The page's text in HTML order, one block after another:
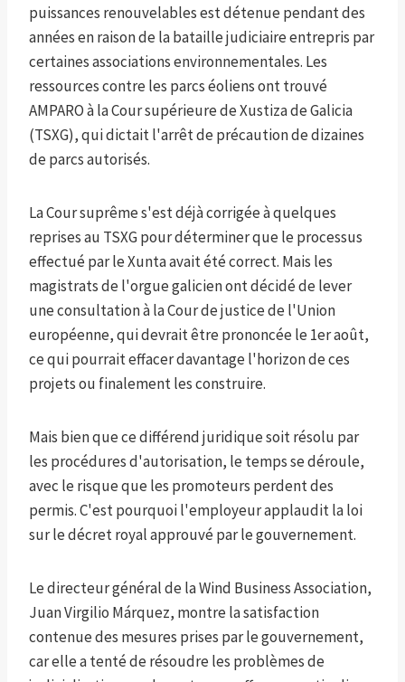
puissances renouvelables est détenue pendant des
années en raison de la bataille judiciaire entrepris par
certaines associations environnementales. Les
ressources contre les parcs éoliens ont trouvé
AMPARO à la Cour supérieure de Xustiza de Galicia
(TSXG), qui dictait l'arrêt de précaution de dizaines
de parcs autorisés.
La Cour suprême s'est déjà corrigée à quelques
reprises au TSXG pour déterminer que le processus
effectué par le Xunta avait été correct. Mais les
magistrats de l'orgue galicien ont décidé de lever
une consultation à la Cour de justice de l'Union
européenne, qui devrait être prononcée le 1er août,
ce qui pourrait effacer davantage l'horizon de ces
projets ou finalement les construire.
Mais bien que ce différend juridique soit résolu par
les procédures d'autorisation, le temps se déroule,
avec le risque que les promoteurs perdent des
permis. C'est pourquoi l'employeur applaudit la loi
sur le décret royal approuvé par le gouvernement.
Le directeur général de la Wind Business Association,
Juan Virgilio Márquez, montre la satisfaction
contenue des mesures prises par le gouvernement,
car elle a tenté de résoudre les problèmes de